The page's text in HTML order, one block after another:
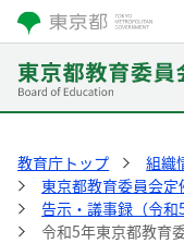
教育庁トップ 組織
東京都教育委員会
告示・議事録（令和5
令和5年東京都教育